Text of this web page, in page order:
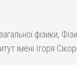
фізики,
імені Ігоря